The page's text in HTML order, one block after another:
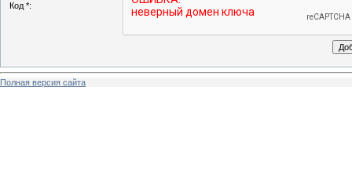
Код *:
Полная версия сайта